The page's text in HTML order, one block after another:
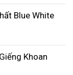
thể được sử
hết các bơm
không gỉ,
titan để
Blue White
Khoan